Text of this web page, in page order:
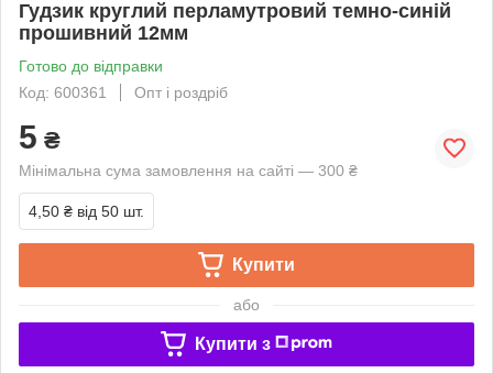
Гудзик круглий перламутровий темно-синій
прошивний 12мм
Готово до відправки
Код: 600361
Опт і роздріб
5 ₴
Мінімальна сума замовлення на сайті — 300 ₴
4,50 ₴ від 50 шт.
Купити
або
Купити з